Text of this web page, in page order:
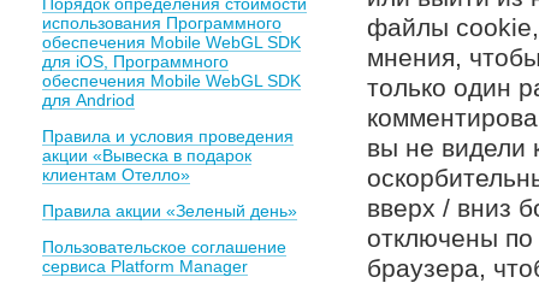
использования Программного
обеспечения Mobile WebGL SDK
для iOS, Программного
обеспечения Mobile WebGL SDK
для Andriod
Правила и условия проведения
акции «Вывеска в подарок
клиентам Отелло»
Правила акции «Зеленый день»
Пользовательское соглашение
сервиса Platform Manager
файлы cookie,
мнения,
только один
вы не видели
вверх / вниз
отключены по
браузера,